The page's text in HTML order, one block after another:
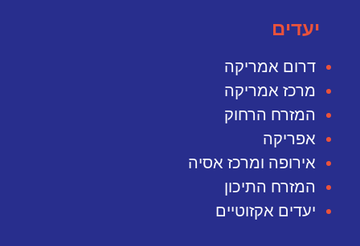
יעדים
דרום אמריקה
מרכז אמריקה
המזרח הרחוק
אפריקה
אירופה ומרכז אסיה
המזרח התיכון
יעדים אקזוטיים